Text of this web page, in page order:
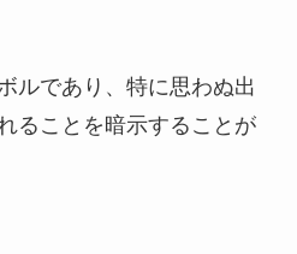
ルであり、特に思わぬ出
ることを暗示することが